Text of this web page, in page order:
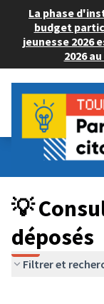
La phase
budget
jeunesse 2026
2026
Budget Participatif
💡 Consulter les
💡
déposés
Filtrer et